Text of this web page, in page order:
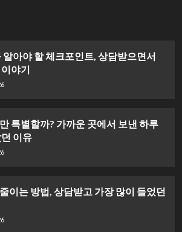
알아야 할 체크포인트, 상담받으면서
야기
특별할까? 가까운 곳에서 보낸 하루
이유
이는 방법, 상담받고 가장 많이 들었던